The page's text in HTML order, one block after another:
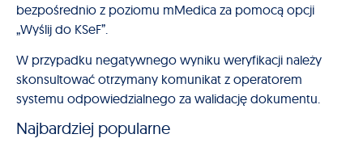
bezpośrednio z poziomu mMedica za pomocą opcji
„Wyślij do KSeF”.
W przypadku negatywnego wyniku weryfikacji należy
skonsultować otrzymany komunikat z operatorem
systemu odpowiedzialnego za walidację dokumentu.
Najbardziej popularne